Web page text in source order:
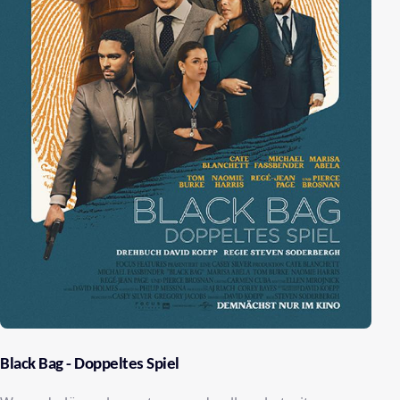
Black Bag - Doppeltes Spiel